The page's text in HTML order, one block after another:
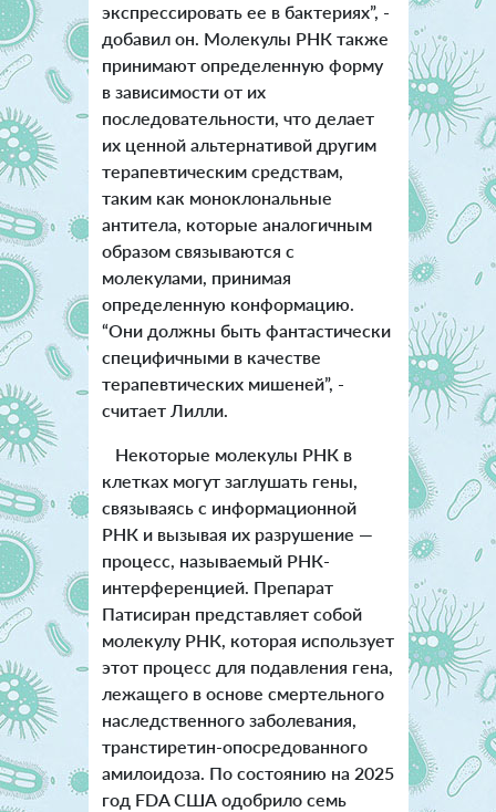
экспрессировать ее в бактериях”, -
добавил он. Молекулы РНК также
принимают определенную форму
в зависимости от их
последовательности, что делает
их ценной альтернативой другим
терапевтическим средствам,
таким как моноклональные
антитела, которые аналогичным
образом связываются с
молекулами, принимая
определенную конформацию.
“Они должны быть фантастически
специфичными в качестве
терапевтических мишеней”, -
считает Лилли.
Некоторые молекулы РНК в
клетках могут заглушать гены,
связываясь с информационной
РНК и вызывая их разрушение —
процесс, называемый РНК-
интерференцией. Препарат
Патисиран представляет собой
молекулу РНК, которая использует
этот процесс для подавления гена,
лежащего в основе смертельного
наследственного заболевания,
транстиретин-опосредованного
амилоидоза. По состоянию на 2025
год FDA США одобрило семь